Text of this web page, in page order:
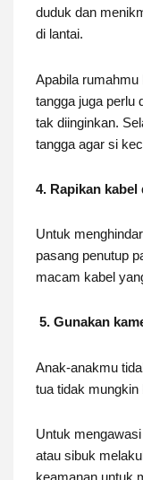
duduk dan
di lantai.
Apabila
tangga juga perlu
tak diinginkan.
tangga agar si
4. Rapikan
Untuk
pasang penutup
macam kabel
5. Gunakan
Anak-anakmu
tua tidak
Untuk
atau sibuk
keamanan untuk